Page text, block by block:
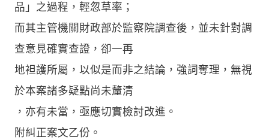
品」之過程，輕忽草率；
而其主管機關財政部於監察院調查後，並未針對調
查意見確實查證，卻一再
地袒護所屬，以似是而非之結論，強詞奪理，無視
於本案諸多疑點尚未釐清
，亦有未當，亟應切實檢討改進。
附糾正案文乙份。